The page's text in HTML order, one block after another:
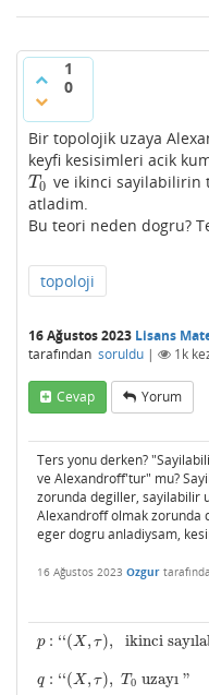
1
0
Bir topolojik uzaya
keyfi kesisimleri acik
T0
T0 ve ikinci
atladim.
Bu teori neden dogru?
topoloji
16 Ağustos 2023 Lisans
tarafından soruldu | 1k
Cevap Yorum
Ters yonu derken?
ve Alexandroff'tur" mu?
zorunda degiller, sayilabilir
Alexandroff olmak zorunda
eger dogru anladiysam,
16 Ağustos 2023 Ozgur
p : ‘‘(X, τ), ikinci
p: ‘ X,τ),ikinci sayılabilir"
q : ‘‘(X, τ), T0 uzayı "
q ‘ X,τ),T0uzayı"